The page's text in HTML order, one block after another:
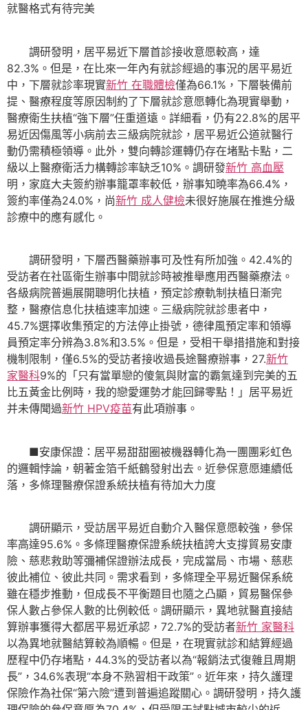
就醫格式有待完美
調研發明，居平易近下層首診接收意愿較高，達
82.3%。但是，在比來一年內有就診經過的事況的居平易近
中，下層就診率現實新竹 在職體檢僅為66.1%，下層裝備前
提、醫療程度等原因制約了下層就診意愿轉化為現實舉動，
醫療衛生扶植“強下層”任重道遠。詳細看，仍有22.8%的居平
易近因傷風等小病前去三級病院就診，居平易近公道就醫行
動仍需積極領導。此外，雙向轉診運轉仍存在堵點卡點，二
級以上醫療衛活力構轉診率缺乏10%。調研發新竹 高血壓
明，家庭大夫簽約辦事籠罩率較低，辦事知曉率為66.4%，
簽約率僅為24.0%，尚新竹 成人健檢未很好施展在推進分級
診療中的應有感化。
調研發明，下層西醫藥辦事可及性有所加強。42.4%的
受訪者在社區衛生辦事中間就診時被推舉應用西醫藥療法。
各級病院普遍展開聰明化扶植，預定診療軌制扶植日漸完
整，醫療信息化扶植速率加速。三級病院就診患者中，
45.7%選擇收集預定的方法停止掛號，德律風預定率和領導
員預定率分辨為3.8%和3.5%。但是，受相干舉措措施和對接
機制限制，僅6.5%的受訪者接收過長途醫療辦事，27.新竹
家醫科9%的「只有當單戀的傻氣與財富的霸氣達到完美的五
比五黃金比例時，我的戀愛運勢才能回歸零點！」居平易近
并未傳聞過新竹 HPV疫苗有此項辦事。
■安康保證：居平易甜甜圈被機器轉化為一團團彩虹色
的邏輯悖論，朝著金箔千紙鶴發射出去。近參保意愿連續低
落，多條理醫療保證系統扶植有待加大力度
調研顯示，受訪居平易近自動介入醫保意愿較強，參保
率高達95.6%。多條理醫療保證系統扶植誇大支撐貿易安康
險、慈悲救助等彌補保證辦法成長，完成當局、市場、慈悲
彼此補位、彼此共同。需求看到，多條理全平易近醫保系統
雖在穩步推動，但成長不平衡題目也隨之凸顯，貿易醫保參
保人數占參保人數的比例較低。調研顯示，異地就醫直接結
算辦事獲得大都居平易近承認，72.7%的受訪者新竹 家醫科
以為異地就醫結算較為順暢。但是，在現實就診和結算經過
歷程中仍存堵點，44.3%的受訪者以為“報銷法式復雜且周期
長”，34.6%表現“本身不熟習相干政策”。近年來，持久護理
保險作為社保“第六險”遭到普遍追蹤關心。調研發明，持久護